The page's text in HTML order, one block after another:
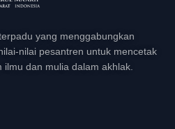
yang menggabungkan
nilai pesantren untuk mencetak
dan mulia dalam akhlak.